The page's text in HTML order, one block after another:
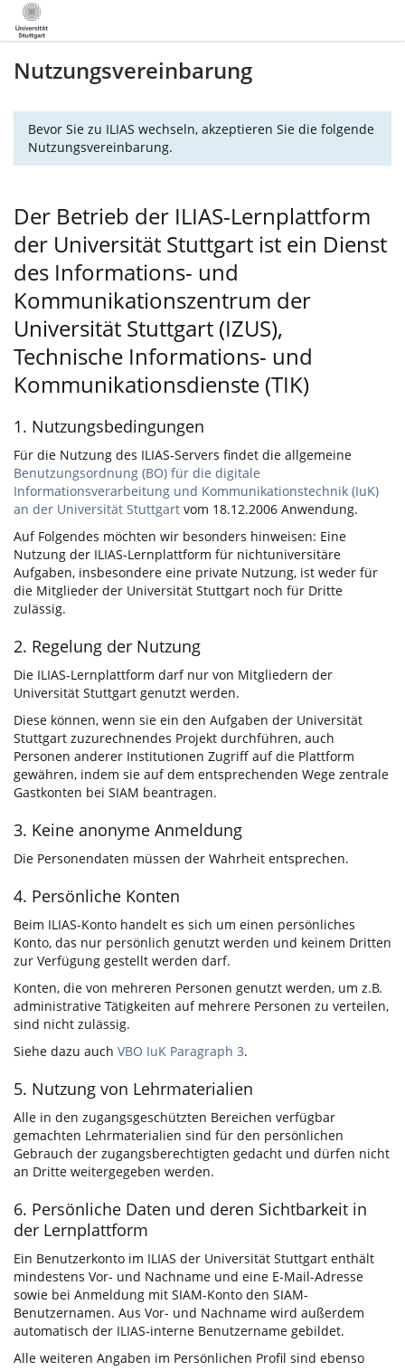
Nutzungsvereinbarung
Bevor Sie zu ILIAS wechseln, akzeptieren Sie die folgende
Nutzungsvereinbarung.
Der Betrieb der ILIAS-Lernplattform
der Universität Stuttgart ist ein Dienst
des Informations- und
Kommunikationszentrum der
Universität Stuttgart (IZUS),
Technische Informations- und
Kommunikationsdienste (TIK)
1. Nutzungsbedingungen
Für die Nutzung des ILIAS-Servers findet die allgemeine
Benutzungsordnung (BO) für die digitale
Informationsverarbeitung und Kommunikationstechnik (IuK)
an der Universität Stuttgart vom 18.12.2006 Anwendung.
Auf Folgendes möchten wir besonders hinweisen: Eine
Nutzung der ILIAS-Lernplattform für nichtuniversitäre
Aufgaben, insbesondere eine private Nutzung, ist weder für
die Mitglieder der Universität Stuttgart noch für Dritte
zulässig.
2. Regelung der Nutzung
Die ILIAS-Lernplattform darf nur von Mitgliedern der
Universität Stuttgart genutzt werden.
Diese können, wenn sie ein den Aufgaben der Universität
Stuttgart zuzurechnendes Projekt durchführen, auch
Personen anderer Institutionen Zugriff auf die Plattform
gewähren, indem sie auf dem entsprechenden Wege zentrale
Gastkonten bei SIAM beantragen.
3. Keine anonyme Anmeldung
Die Personendaten müssen der Wahrheit entsprechen.
4. Persönliche Konten
Beim ILIAS-Konto handelt es sich um einen persönliches
Konto, das nur persönlich genutzt werden und keinem Dritten
zur Verfügung gestellt werden darf.
Konten, die von mehreren Personen genutzt werden, um z.B.
administrative Tätigkeiten auf mehrere Personen zu verteilen,
sind nicht zulässig.
Siehe dazu auch VBO IuK Paragraph 3.
5. Nutzung von Lehrmaterialien
Alle in den zugangsgeschützten Bereichen verfügbar
gemachten Lehrmaterialien sind für den persönlichen
Gebrauch der zugangsberechtigten gedacht und dürfen nicht
an Dritte weitergegeben werden.
6. Persönliche Daten und deren Sichtbarkeit in
der Lernplattform
Ein Benutzerkonto im ILIAS der Universität Stuttgart enthält
mindestens Vor- und Nachname und eine E-Mail-Adresse
sowie bei Anmeldung mit SIAM-Konto den SIAM-
Benutzernamen. Aus Vor- und Nachname wird außerdem
automatisch der ILIAS-interne Benutzername gebildet.
Alle weiteren Angaben im Persönlichen Profil sind ebenso